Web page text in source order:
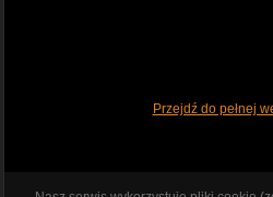
Przejdź do pełnej